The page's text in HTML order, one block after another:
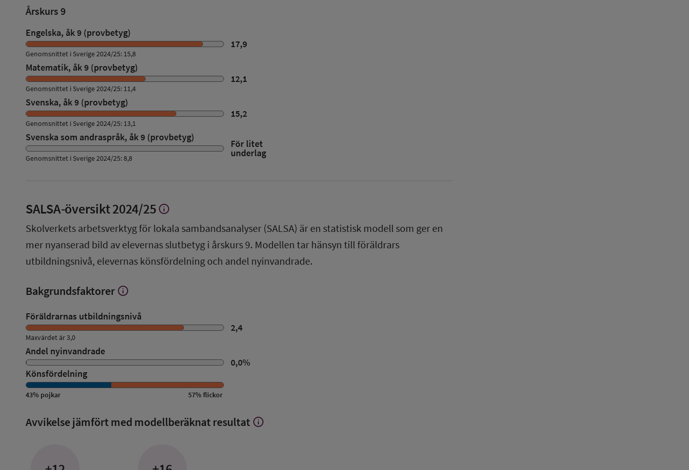
Årskurs 9
Engelska, åk 9 (provbetyg)
17,9
Genomsnittet i Sverige 2024/25: 15,8
Matematik, åk 9 (provbetyg)
12,1
Genomsnittet i Sverige 2024/25: 11,4
Svenska, åk 9 (provbetyg)
15,2
Genomsnittet i Sverige 2024/25: 13,1
Svenska som andraspråk, åk 9 (provbetyg)
För litet
underlag
Genomsnittet i Sverige 2024/25: 8,8
SALSA-översikt2024/25 Visa
om
SALSA-
översikt
info
Skolverkets arbetsverktyg för lokala sambandsanalyser (SALSA) är en statistisk modell som ger en
mer nyanserad bild av elevernas slutbetyg i årskurs 9. Modellen tar hänsyn till föräldrars
utbildningsnivå, elevernas könsfördelning och andel nyinvandrade.
Bakgrundsfaktorer Visa
Bakgrundsfaktorer
info
Föräldrarnas utbildningsnivå
2,4
Maxvärdet är 3,0
Andel nyinvandrade
0,0%
Könsfördelning
43% pojkar 57%flickor
Avvikelse jämfört med modellberäknat resultat Visa
info